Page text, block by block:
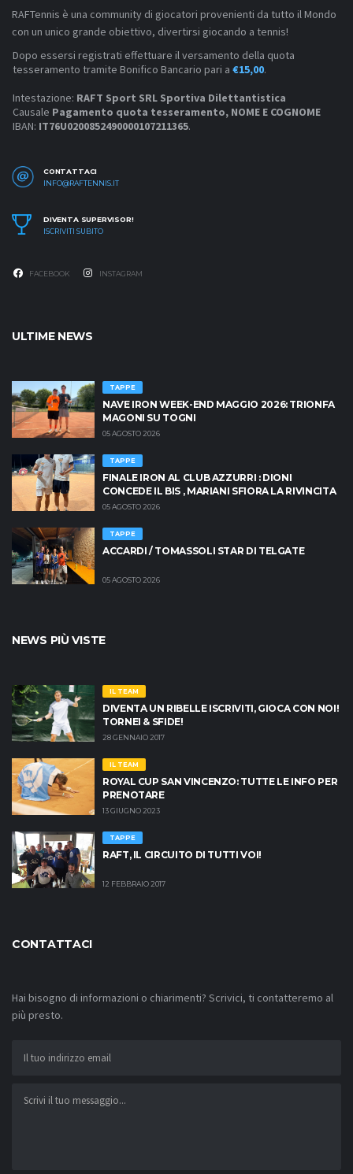
RAFTennis è una community di giocatori provenienti da tutto il Mondo
con un unico grande obiettivo, divertirsi giocando a tennis!
Dopo essersi registrati effettuare il versamento della quota
tesseramento tramite Bonifico Bancario pari a €15,00.
Intestazione: RAFT Sport SRL Sportiva Dilettantistica
Causale Pagamento quota tesseramento, NOME E COGNOME
IBAN: IT76U0200852490000107211365.
CONTATTACI
INFO@RAFTENNIS.IT
DIVENTA SUPERVISOR!
ISCRIVITI SUBITO
FACEBOOK INSTAGRAM
ULTIME NEWS
TAPPE
NAVE IRON WEEK-END MAGGIO 2026: TRIONFA
MAGONI SU TOGNI
05 AGOSTO 2026
TAPPE
FINALE IRON AL CLUB AZZURRI : DIONI
CONCEDE IL BIS , MARIANI SFIORA LA RIVINCITA
05 AGOSTO 2026
TAPPE
ACCARDI / TOMASSOLI STAR DI TELGATE
05 AGOSTO 2026
NEWS PIÙ VISTE
IL TEAM
DIVENTA UN RIBELLE ISCRIVITI, GIOCA CON NOI!
TORNEI & SFIDE!
28 GENNAIO 2017
IL TEAM
ROYAL CUP SAN VINCENZO: TUTTE LE INFO PER
PRENOTARE
13 GIUGNO 2023
TAPPE
RAFT, IL CIRCUITO DI TUTTI VOI!
12 FEBBRAIO 2017
CONTATTACI
Hai bisogno di informazioni o chiarimenti? Scrivici, ti contatteremo al
più presto.